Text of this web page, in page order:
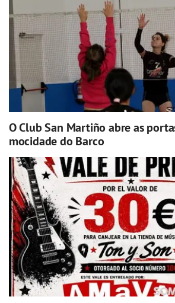
O Club San Martiño abre as
mocidade do Barco